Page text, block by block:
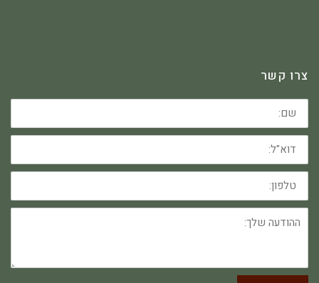
צרו קשר
שם:
דוא"ל:
טלפון:
ההודעה
שלך: